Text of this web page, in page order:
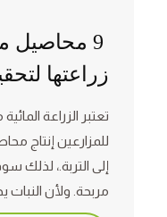
9 محاصيل
زراعتها
تعتبر الزراعة
للمزارعين إنتاج
إلى التربة.،
مربحة. ولأن النبات